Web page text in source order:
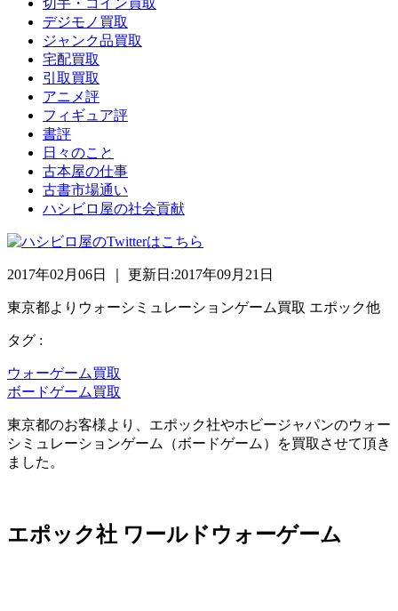
デジモノ買取
ジャンク品買取
宅配買取
引取買取
アニメ評
フィギュア評
書評
日々のこと
古本屋の仕事
古書市場通い
ハシビロ屋の社会貢献
2017年02月06日 ｜ 更新日:2017年09月21日
東京都よりウォーシミュレーションゲーム買取 エポック他
タグ :
ウォーゲーム買取
ボードゲーム買取
東京都のお客様より、エポック社やホビージャパンのウォー
シミュレーションゲーム（ボードゲーム）を買取させて頂き
ました。
エポック社 ワールドウォーゲーム